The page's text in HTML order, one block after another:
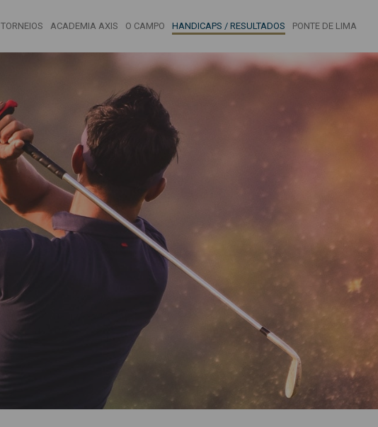
TORNEIOS ACADEMIA AXIS O CAMPO HANDICAPS / RESULTADOS PONTE DE LIMA